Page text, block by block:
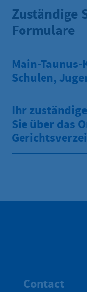
Zuständige
Formulare
Main-
Schulen,
Ihr
Sie über das
Contact